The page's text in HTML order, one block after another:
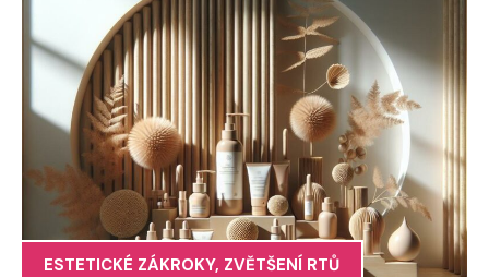
ESTETICKÉ ZÁKROKY, ZVĚTŠENÍ RTŮ